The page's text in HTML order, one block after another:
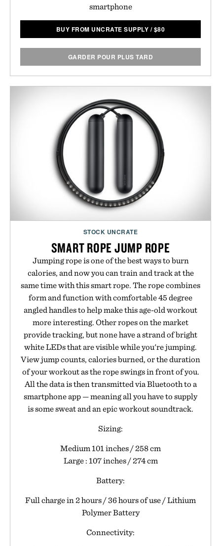
smartphone
BUY FROM UNCRATE SUPPLY /$80
GARDER POUR PLUS TARD
STOCK UNCRATE
SMART ROPE JUMP ROPE
Jumping rope is one of the best ways to burn
calories, and now you can train and track at the
same time with this smart rope. The rope combines
form and function with comfortable 45 degree
angled handles to help make this age-old workout
more interesting. Other ropes on the market
provide tracking, but none have a strand of bright
white LEDs that are visible while you're jumping.
View jump counts, calories burned, or the duration
of your workout as the rope swings in front of you.
All the data is then transmitted via Bluetooth to a
smartphone app — meaning all you have to supply
is some sweat and an epic workout soundtrack.
Sizing:
Medium 101 inches / 258 cm
Large : 107 inches / 274 cm
Battery:
Full charge in 2 hours / 36 hours of use / Lithium
Polymer Battery
Connectivity: